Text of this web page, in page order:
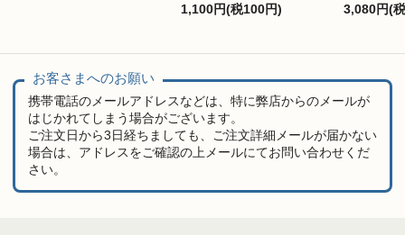
1,100円(税100円) 3,080円(
お客さまへのお願い
携帯電話のメールアドレスなどは、特に弊店からのメールが
はじかれてしまう場合がございます。
ご注文日から3日経ちましても、ご注文詳細メールが届かない
場合は、アドレスをご確認の上メールにてお問い合わせくだ
さい。